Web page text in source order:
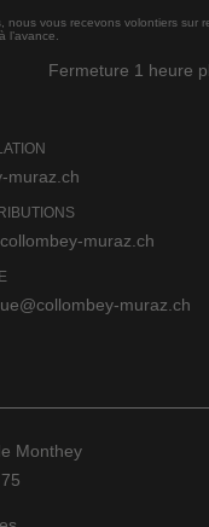
nous vous recevons volontiers sur
Fermeture 1 heure
muraz.ch
muraz.ch
muraz.ch
Monthey